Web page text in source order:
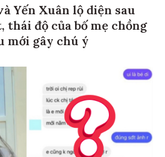
Yến Xuân lộ diện sau
thái độ của bố mẹ chồng
mới gây chú ý